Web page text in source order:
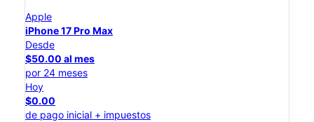
Apple
iPhone 17 Pro Max
Desde
$50.00 al mes
por 24 meses
Hoy
$0.00
de pago inicial + impuestos